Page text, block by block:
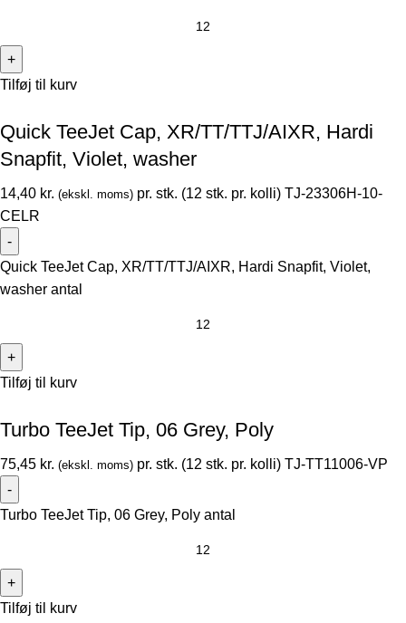
Tilføj til kurv
Quick TeeJet Cap, XR/TT/TTJ/AIXR, Hardi
Snapfit, Violet, washer
14,40 kr. (ekskl. moms) pr. stk. (12 stk. pr. kolli) TJ-23306H-10-
CELR
Quick TeeJet Cap, XR/TT/TTJ/AIXR, Hardi Snapfit, Violet,
washer antal
Tilføj til kurv
Turbo TeeJet Tip, 06 Grey, Poly
75,45 kr. (ekskl. moms) pr. stk. (12 stk. pr. kolli) TJ-TT11006-VP
Turbo TeeJet Tip, 06 Grey, Poly antal
Tilføj til kurv